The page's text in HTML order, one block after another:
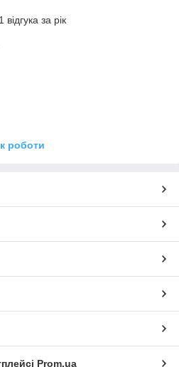
за рік
роботи
Prom.ua